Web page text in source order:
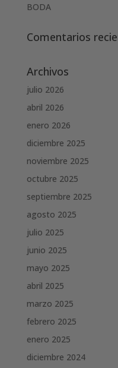
BODA
Comentarios
Archivos
julio 2026
abril 2026
enero 2026
diciembre 2025
noviembre 2025
octubre 2025
septiembre 2025
agosto 2025
julio 2025
junio 2025
mayo 2025
abril 2025
marzo 2025
febrero 2025
enero 2025
diciembre 2024